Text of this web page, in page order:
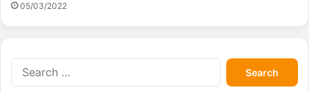
05/03/2022
S
e